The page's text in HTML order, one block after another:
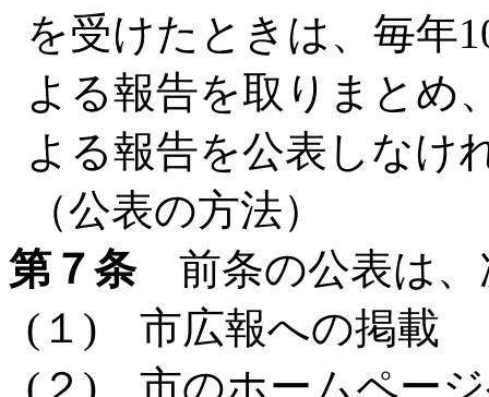
を受けたときは、毎年
よる報告を取りまとめ
よる報告を公表しなけ
（公表の方法）
第７条前条の公表は、
(１) 市広報への掲載
(２) 市のホームペー